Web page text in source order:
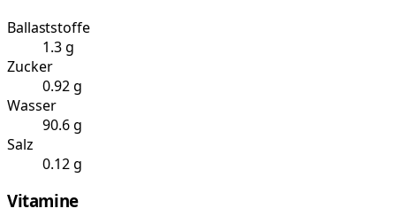
Ballaststoffe
1.3 g
Zucker
0.92 g
Wasser
90.6 g
Salz
0.12 g
Vitamine